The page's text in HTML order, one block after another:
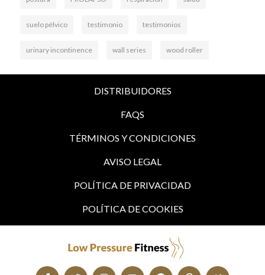
suelo pélvico testimonio testimonios
urinary incontinence wall series wood roller
DISTRIBUIDORES
FAQS
TÉRMINOS Y CONDICIONES
AVISO LEGAL
POLÍTICA DE PRIVACIDAD
POLÍTICA DE COOKIES